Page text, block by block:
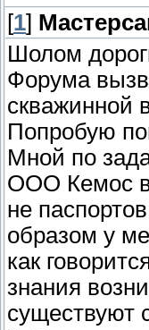
[1]
Шолом
Форума
скважинной
Попробую
Мной по
ООО Кемос в
не
образом у
как
знания
существуют